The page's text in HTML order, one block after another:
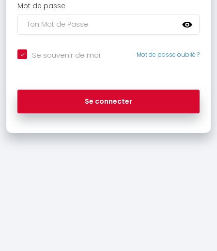
Mot de passe
Se souvenir de moi Mot de passe oublié ?
Se connecter